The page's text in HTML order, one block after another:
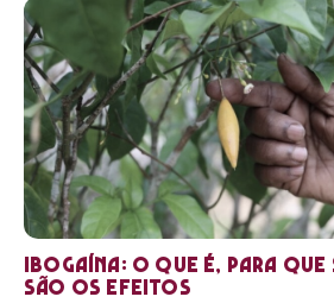
Ibogaína: o que é, para que
são os efeitos